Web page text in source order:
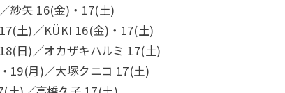
紗矢 16(金)・17(土)
土)／KÜKI 16(金)・17(土)
日)／オカザキハルミ 17(土)
19(月)／大塚クニコ 17(土)